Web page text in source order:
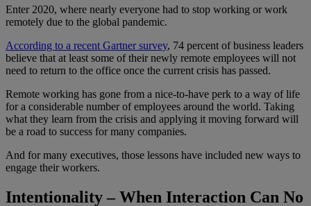
Enter 2020, where nearly everyone had to stop working or work
remotely due to the global pandemic.
According to a recent Gartner survey, 74 percent of business leaders
believe that at least some of their newly remote employees will not
need to return to the office once the current crisis has passed.
Remote working has gone from a nice-to-have perk to a way of life
for a considerable number of employees around the world. Taking
what they learn from the crisis and applying it moving forward will
be a road to success for many companies.
And for many executives, those lessons have included new ways to
engage their workers.
Intentionality – When Interaction Can No